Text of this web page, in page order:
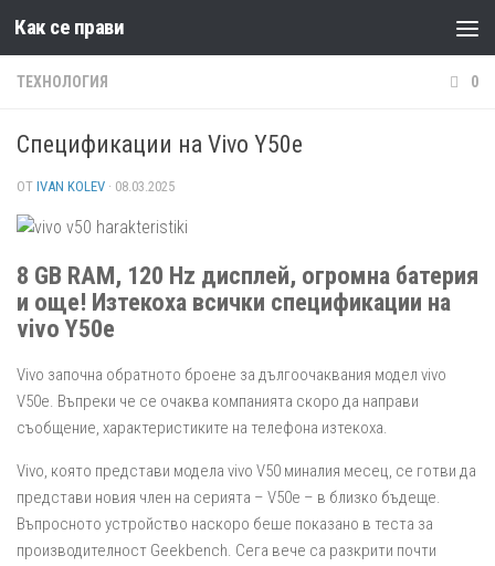
Към съдържанието
Как се прави
ТЕХНОЛОГИЯ 0
Спецификации на Vivo Y50e
ОТ IVAN KOLEV · 08.03.2025
8 GB RAM, 120 Hz дисплей, огромна батерия
и още! Изтекоха всички спецификации на
vivo Y50e
Vivo започна обратното броене за дългоочаквания модел vivo
V50e. Въпреки че се очаква компанията скоро да направи
съобщение, характеристиките на телефона изтекоха.
Vivo, която представи модела vivo V50 миналия месец, се готви да
представи новия член на серията – V50e – в близко бъдеще.
Въпросното устройство наскоро беше показано в теста за
производителност Geekbench. Сега вече са разкрити почти